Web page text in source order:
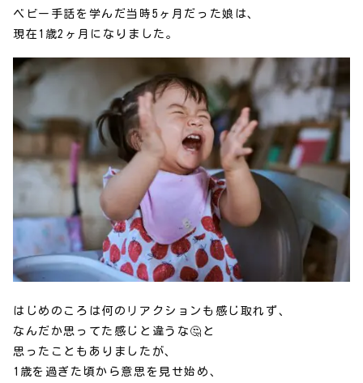
ベビー手話を学んだ当時5ヶ月だった娘は、
現在1歳2ヶ月になりました。
はじめのころは何のリアクションも感じ取れず、
なんだか思ってた感じと違うな🤔と
思ったこともありましたが、
1歳を過ぎた頃から意思を見せ始め、